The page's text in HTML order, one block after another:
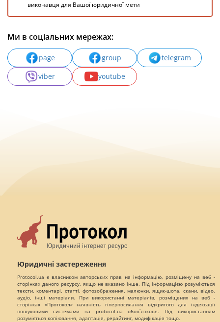
виконавця для Вашої юридичної мети
Ми в соціальних мережах:
page group
telegram
viber
youtube
Юридичні застереження
Protocol.ua є власником авторських прав на інформацію, розміщену на веб -
сторінках даного ресурсу, якщо не вказано інше. Під інформацією розуміються
тексти, коментарі, статті, фотозображення, малюнки, ящик-шота, скани, відео,
аудіо, інші матеріали. При використанні матеріалів, розміщених на веб -
сторінках «Протокол» наявність гіперпосилання відкритого для індексації
пошуковими системами на protocol.ua обов`язкове. Під використанням
розуміється копіювання, адаптація, рерайтинг, модифікація тощо.